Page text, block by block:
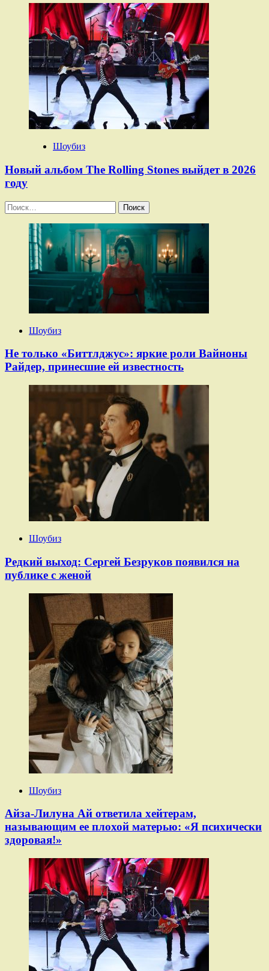
Шоубиз
Новый альбом The Rolling Stones выйдет в 2026
году
Найти:
Шоубиз
Не только «Биттлджус»: яркие роли Вайноны
Райдер, принесшие ей известность
Шоубиз
Редкий выход: Сергей Безруков появился на
публике с женой
Шоубиз
Айза-Лилуна Ай ответила хейтерам,
называющим ее плохой матерью: «Я психически
здоровая!»